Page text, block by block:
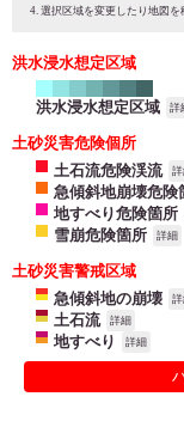
選択区域を変更したり地図
洪水浸水想定区域
洪水浸水想定区域 詳
土砂災害危険個所
土石流危険渓流
急傾斜地崩壊危険
地すべり危険箇所
雪崩危険箇所 詳細
土砂災害警戒区域
急傾斜地の崩壊
土石流 詳細
地すべり 詳細